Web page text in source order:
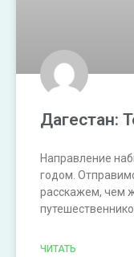
Дагестан:
Направление
годом.
расскажем, чем
ЧИТАТЬ